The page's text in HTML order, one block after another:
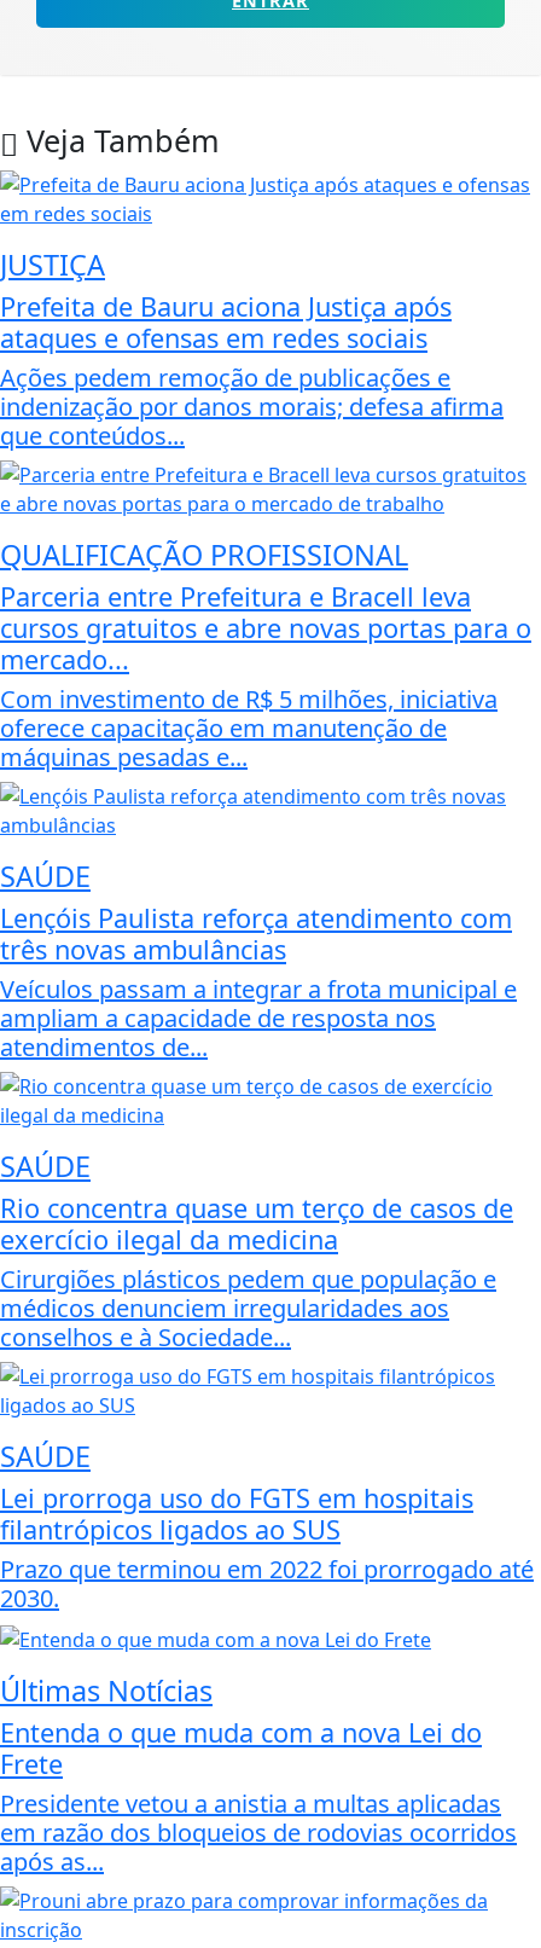
Veja Também
JUSTIÇA
Prefeita de Bauru aciona Justiça após
ataques e ofensas em redes sociais
Ações pedem remoção de publicações e
indenização por danos morais; defesa afirma
que conteúdos...
QUALIFICAÇÃO PROFISSIONAL
Parceria entre Prefeitura e Bracell leva
cursos gratuitos e abre novas portas para o
mercado...
Com investimento de R$ 5 milhões, iniciativa
oferece capacitação em manutenção de
máquinas pesadas e...
SAÚDE
Lençóis Paulista reforça atendimento com
três novas ambulâncias
Veículos passam a integrar a frota municipal e
ampliam a capacidade de resposta nos
atendimentos de...
SAÚDE
Rio concentra quase um terço de casos de
exercício ilegal da medicina
Cirurgiões plásticos pedem que população e
médicos denunciem irregularidades aos
conselhos e à Sociedade...
SAÚDE
Lei prorroga uso do FGTS em hospitais
filantrópicos ligados ao SUS
Prazo que terminou em 2022 foi prorrogado até
2030.
Últimas Notícias
Entenda o que muda com a nova Lei do
Frete
Presidente vetou a anistia a multas aplicadas
em razão dos bloqueios de rodovias ocorridos
após as...